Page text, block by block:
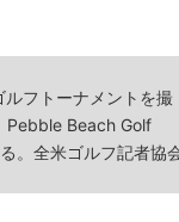
フトーナメントを撮
Pebble Beach Golf
。全米ゴルフ記者協